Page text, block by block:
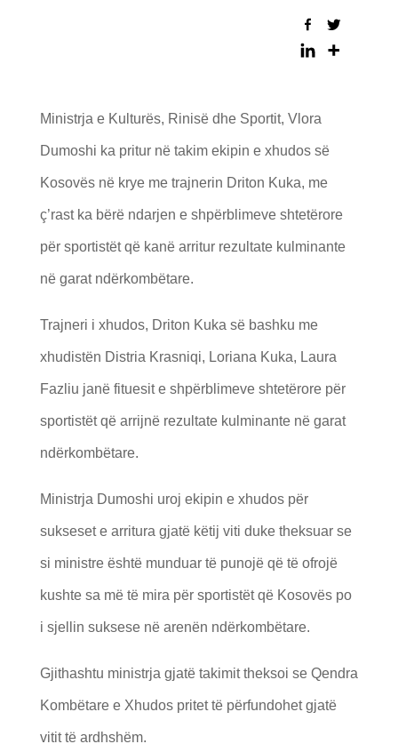
Ministrja e Kulturës, Rinisë dhe Sportit, Vlora
Dumoshi ka pritur në takim ekipin e xhudos së
Kosovës në krye me trajnerin Driton Kuka, me
ç’rast ka bërë ndarjen e shpërblimeve shtetërore
për sportistët që kanë arritur rezultate kulminante
në garat ndërkombëtare.
Trajneri i xhudos, Driton Kuka së bashku me
xhudistën Distria Krasniqi, Loriana Kuka, Laura
Fazliu janë fituesit e shpërblimeve shtetërore për
sportistët që arrijnë rezultate kulminante në garat
ndërkombëtare.
Ministrja Dumoshi uroj ekipin e xhudos për
sukseset e arritura gjatë këtij viti duke theksuar se
si ministre është munduar të punojë që të ofrojë
kushte sa më të mira për sportistët që Kosovës po
i sjellin suksese në arenën ndërkombëtare.
Gjithashtu ministrja gjatë takimit theksoi se Qendra
Kombëtare e Xhudos pritet të përfundohet gjatë
vitit të ardhshëm.